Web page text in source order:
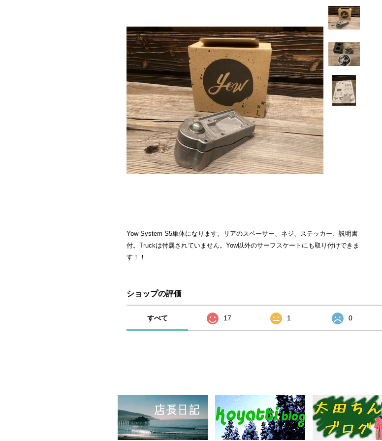
Yow System S5単体になります。リアのスペーサー、ネジ、ステッカー、説明書
付。Truckは付属されていません。Yow以外のサーフスケートにも取り付けできま
す！！
ショップの評価
すべて 17 1 0